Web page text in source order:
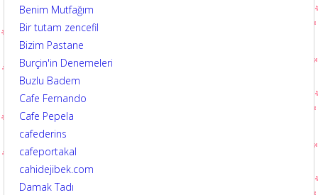
Benim Mutfağım
Bir tutam zencefil
Bizim Pastane
Burçin'in Denemeleri
Buzlu Badem
Cafe Fernando
Cafe Pepela
cafederins
cafeportakal
cahidejibek.com
Damak Tadı